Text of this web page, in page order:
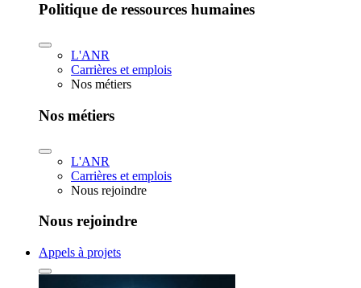
Politique de ressources humaines
L'ANR
Carrières et emplois
Nos métiers
Nos métiers
L'ANR
Carrières et emplois
Nous rejoindre
Nous rejoindre
Appels à projets